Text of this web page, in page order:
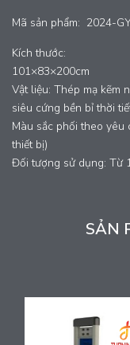
Mã sản phẩm: 2024-
Kích thước:
101×83×200cm
Vật liệu: Thép mạ kẽm
siêu cứng bền bỉ thời
Màu sắc phối theo yêu
thiết bị)
Đối tượng sử dụng: Từ
SẢN